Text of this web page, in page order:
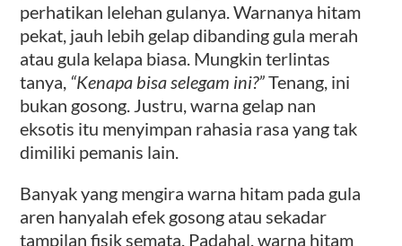
perhatikan lelehan gulanya. Warnanya hitam
pekat, jauh lebih gelap dibanding gula merah
atau gula kelapa biasa. Mungkin terlintas
tanya, “Kenapa bisa selegam ini?”Tenang, ini
bukan gosong. Justru, warna gelap nan
eksotis itu menyimpan rahasia rasa yang tak
dimiliki pemanis lain.
Banyak yang mengira warna hitam pada gula
aren hanyalah efek gosong atau sekadar
tampilan fisik semata. Padahal, warna hitam